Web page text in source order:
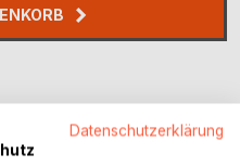
Datenschutzerklärung